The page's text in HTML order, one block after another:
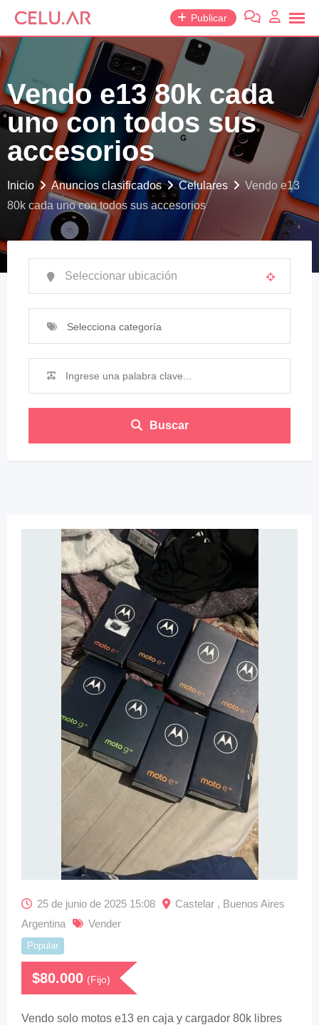
saltar
contenido
Publicar
Vendo e13 80k cada
uno con todos sus
accesorios
Inicio Anuncios clasificados Celulares
Vendo e13
80k cada uno con todos sus accesorios
Selecciona categoría
Buscar
25 de junio de 2025 15:08
Castelar , Buenos Aires
Argentina
Vender
Popular
$80.000 (Fijo)
Vendo solo motos e13 en caja y cargador 80k libres